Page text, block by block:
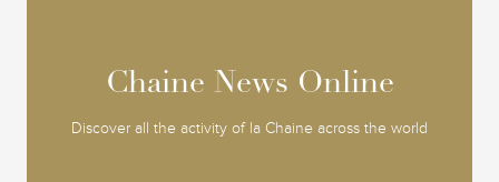
Chaine News Online
Discover all the activity of la Chaine across the world
Chaine News Online